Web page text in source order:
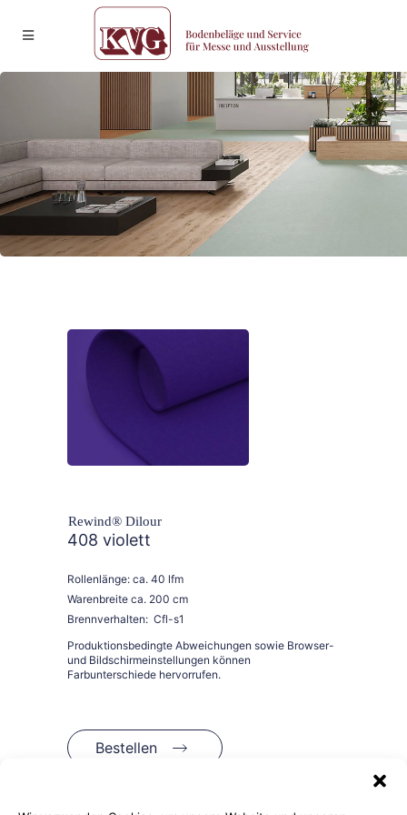
408 violett
Rollenlänge: ca. 40 lfm
Warenbreite ca. 200 cm
Brennverhalten: Cfl-s1
Bestellen
Rewind® Dilour